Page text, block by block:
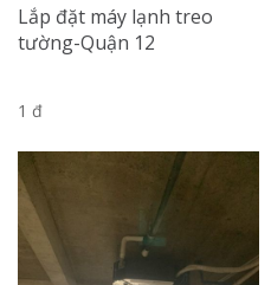
Lắp đặt máy lạnh treo
tường-Quận 12
1 đ